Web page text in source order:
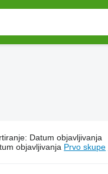
: Datum objavljivanja
objavljivanja Prvo skupe